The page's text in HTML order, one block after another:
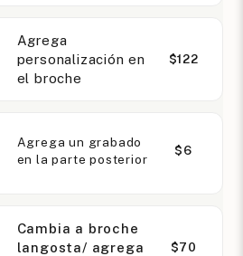
Agrega
personalización en
el broche
$122
Agrega un grabado
en la parte posterior
$6
Cambia a broche
langosta/ agrega
$70